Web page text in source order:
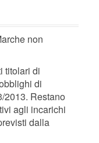
non
titolari di
di
2013. Restano
agli incarichi
dalla